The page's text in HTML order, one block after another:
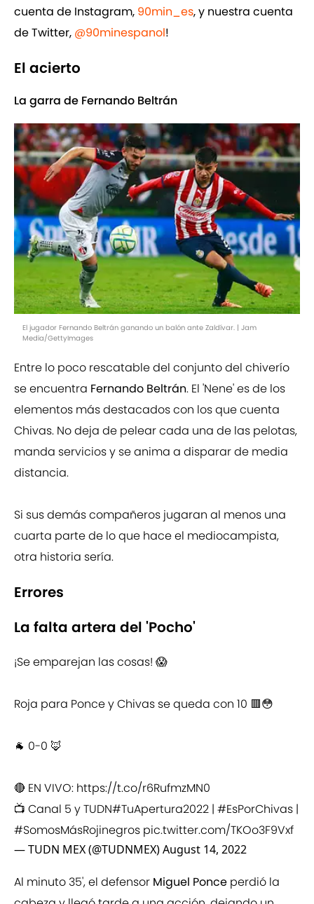
cuenta de Instagram, 90min_es, y nuestra cuenta
de Twitter, @90minespanol!
El acierto
La garra de Fernando Beltrán
El jugador Fernando Beltrán ganando un balón ante Zaldívar. | Jam
Media/GettyImages
Entre lo poco rescatable del conjunto del chiverío
se encuentra Fernando Beltrán. El 'Nene' es de los
elementos más destacados con los que cuenta
Chivas. No deja de pelear cada una de las pelotas,
manda servicios y se anima a disparar de media
distancia.
Si sus demás compañeros jugaran al menos una
cuarta parte de lo que hace el mediocampista,
otra historia sería.
Errores
La falta artera del 'Pocho'
¡Se emparejan las cosas! 😱
Roja para Ponce y Chivas se queda con 10 🟥😳
🐐 0-0 🦊
🔴 EN VIVO: https://t.co/r6RufmzMN0
📺 Canal 5 y TUDN#TuApertura2022 | #EsPorChivas |
#SomosMásRojinegros pic.twitter.com/TKOo3F9Vxf
— TUDN MEX (@TUDNMEX)August 14, 2022
Al minuto 35', el defensor Miguel Ponce perdió la